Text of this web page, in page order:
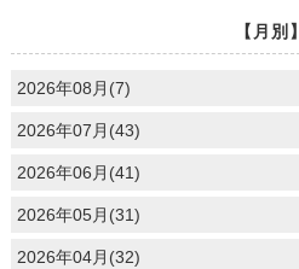
【月別】
2026年08月(7)
2026年07月(43)
2026年06月(41)
2026年05月(31)
2026年04月(32)